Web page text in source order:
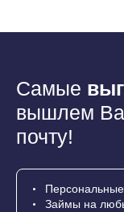
Самые
вышлем
почту!
Займы на